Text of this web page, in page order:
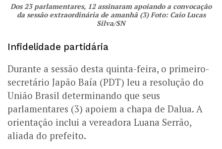
Dos 23 parlamentares, 12 assinaram apoiando a convocação
da sessão extraordinária de amanhã (3) Foto: Caio Lucas
Silva/SN
Infidelidade partidária
Durante a sessão desta quinta-feira, o primeiro-
secretário Japão Baía (PDT) leu a resolução do
União Brasil determinando que seus
parlamentares (3) apoiem a chapa de Dalua. A
orientação inclui a vereadora Luana Serrão,
aliada do prefeito.